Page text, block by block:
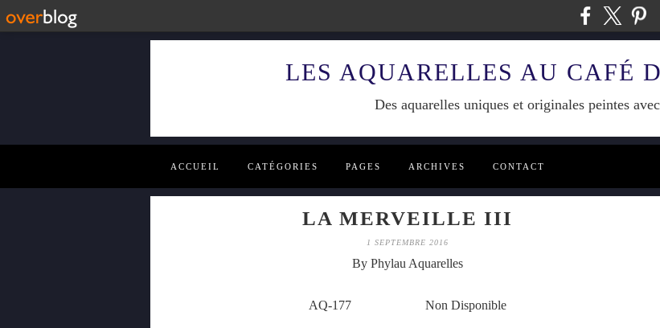
LES AQUARELLES AU CAFÉ
Des aquarelles uniques et originales peintes
ACCUEIL CATÉGORIES PAGES ARCHIVES CONTACT
LA MERVEILLE III
1 SEPTEMBRE 2016
By Phylau Aquarelles
AQ-177 Non Disponible